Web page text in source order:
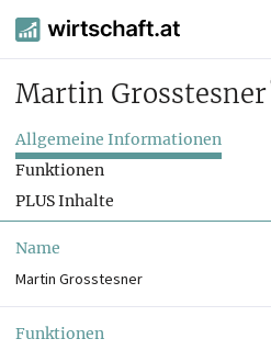
Martin Grosstesner
Allgemeine Informationen
Funktionen
PLUS Inhalte
Name
Martin Grosstesner
Funktionen